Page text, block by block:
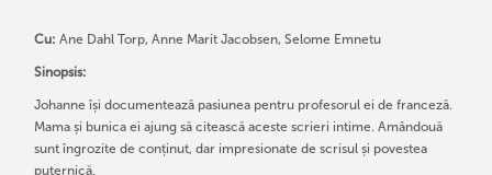
Cu: Ane Dahl Torp, Anne Marit Jacobsen, Selome Emnetu
Sinopsis:
Johanne își documentează pasiunea pentru profesorul ei de franceză.
Mama și bunica ei ajung să citească aceste scrieri intime. Amândouă
sunt îngrozite de conținut, dar impresionate de scrisul și povestea
puternică.